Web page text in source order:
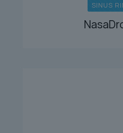
SINUS